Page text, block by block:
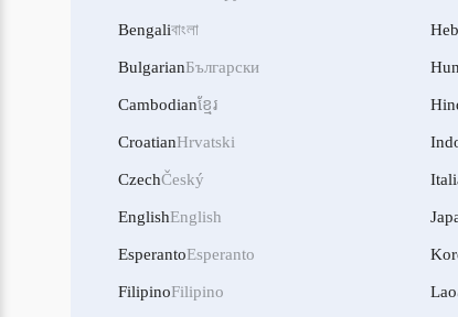
Bengaliবাংলা
BulgarianБългарски
Cambodianខ្មែរ
CroatianHrvatski
CzechČeský
EnglishEnglish
EsperantoEsperanto
FilipinoFilipino Lao